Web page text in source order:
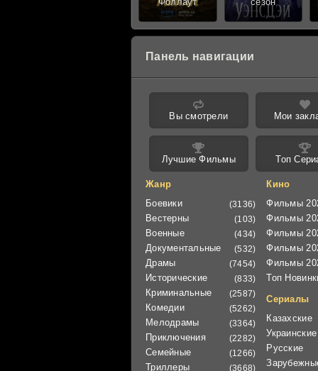
Панель навигации
Вы смотрели Мои
Лучшие Фильмы Топ
Жанр
Боевики
(3136)
Вестерны (103)
Военные (434)
Документальные (532)
Драмы (7454)
Исторические (833)
Криминальные (2587)
Комедии (5262)
Мелодрамы (3364)
Приключения (2282)
Семейные (1266)
Триллеры (3668)
Кино
Фильмы
Фильмы
Фильмы
Фильмы
Фильмы
Топ
Сериалы
Казахские
Украинские
Русские